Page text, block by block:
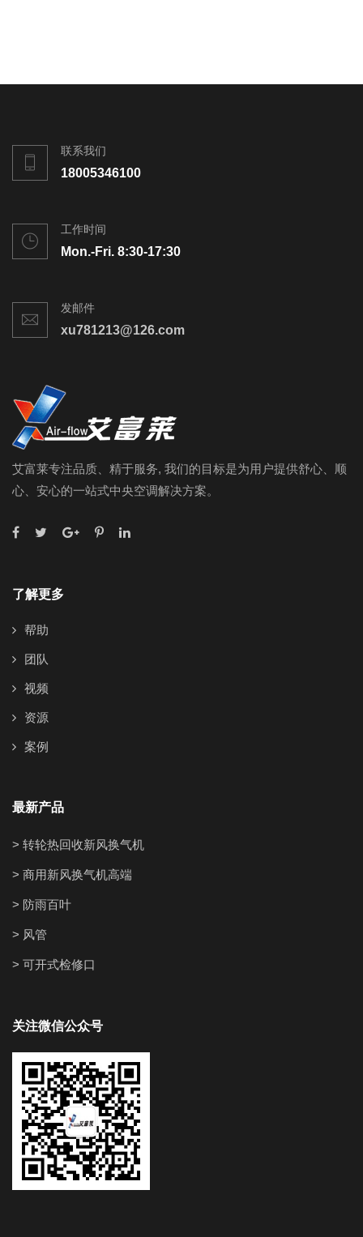
联系我们
18005346100
工作时间
Mon.-Fri. 8:30-17:30
发邮件
xu781213@126.com
艾富莱专注品质、精于服务, 我们的目标是为用户提供舒心、顺
心、安心的一站式中央空调解决方案。
了解更多
帮助
团队
视频
资源
案例
最新产品
> 转轮热回收新风换气机
> 商用新风换气机高端
> 防雨百叶
> 风管
> 可开式检修口
关注微信公众号